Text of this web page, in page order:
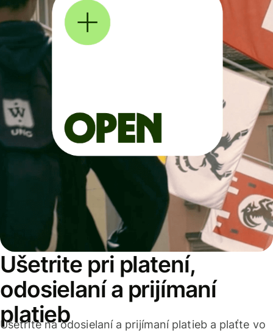
Ušetrite pri platení,
odosielaní a prijímaní
platieb
Ušetrite na odosielaní a prijímaní platieb a plaťte vo